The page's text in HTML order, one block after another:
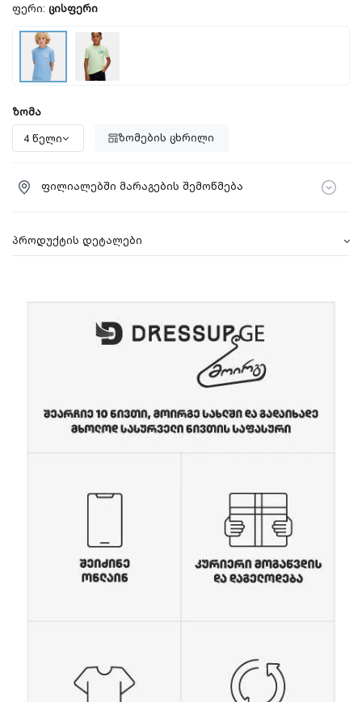
ფერი: ცისფერი
ზომა
ზომების ცხრილი
ფილიალებში მარაგების შემოწმება
პროდუქტის დეტალები